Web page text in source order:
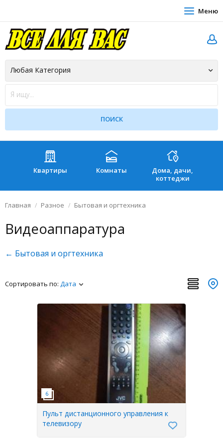
Меню
Квартиры Комнаты
Дома, дачи,
коттеджи
Главная Разное Бытовая и оргтехника
Видеоаппаратура
← Бытовая и оргтехника
Сортировать по: Дата
Пульт дистанционного управления к
телевизору